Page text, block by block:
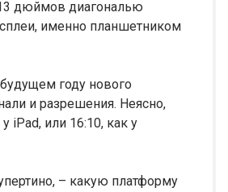
дюймов диагональю
именно планшетником
году нового
и разрешения. Неясно,
iPad, или 16:10, как у
– какую платформу